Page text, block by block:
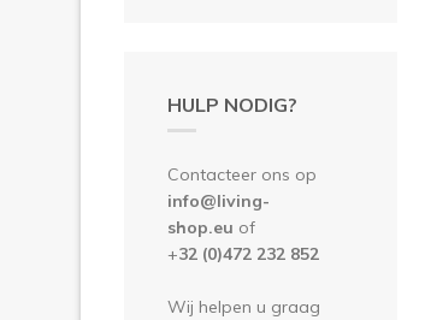
HULP NODIG?
Contacteer ons op
info@living-
shop.eu of
+32 (0)472 232 852
Wij helpen u graag